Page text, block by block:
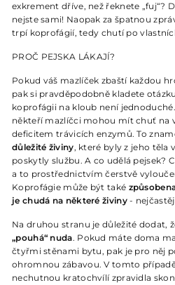
exkrement dříve, než řeknete „fuj“?
nejste sami! Naopak za špatnou
trpí koprofágií, tedy chutí po
PROČ PEJSKA LÁKAJÍ?
Pokud váš mazlíček zbaští každou
pak si pravděpodobně kladete
koprofágii na kloub není
někteří mazlíčci mohou mít chuť na
deficitem trávicích enzymů. To
důležité živiny, které byly z jeho těla
poskytly službu. A co udělá pejsek?
a to prostřednictvím čerstvě
Koprofágie může být také
je chudá na některé živiny -
Na druhou stranu je důležité dodat,
„pouhá“ nuda. Pokud máte doma
čtyřmi stěnami bytu, pak je pro něj
ohromnou zábavou. V tomto
nechutnou kratochvílí zpravidla